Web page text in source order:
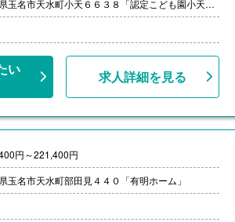
熊本県玉名市天水町小天６６３８「認定こども園小天保育園」
い
求人詳細を見る
円～221,400円
玉名市天水町部田見４４０「有明ホーム」